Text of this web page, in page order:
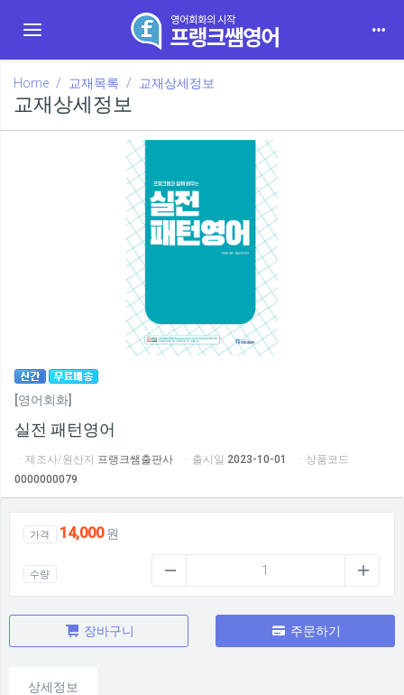
Toggle navigation
Home 교재목록 교재상세정보
교재상세정보
[영어회화]
실전 패턴영어
ㆍ제조사/원산지 프랭크쌤출판사 ㆍ출시일 2023-10-01
ㆍ상품코드
0000000079
가격 14,000원
수량
장바구니 주문하기
상세정보